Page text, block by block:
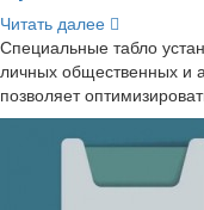
Чи­тать далее
Спе­ци­аль­ные табло
лич­ных об­ще­ствен­ных и
поз­во­ля­ет